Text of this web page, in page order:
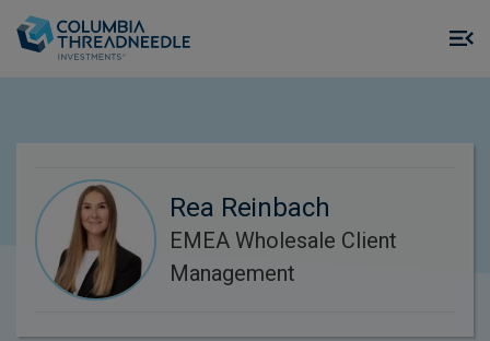
Rea Reinbach
EMEA Wholesale Client
Management